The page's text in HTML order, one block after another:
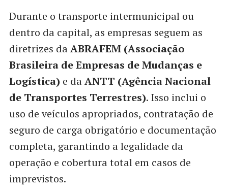
Durante o transporte intermunicipal ou
dentro da capital, as empresas seguem as
diretrizes daABRAFEM (Associação
Brasileira de Empresas de Mudanças e
Logística) e daANTT (Agência Nacional
de Transportes Terrestres). Isso inclui o
uso de veículos apropriados, contratação de
seguro de carga obrigatório e documentação
completa, garantindo a legalidade da
operação e cobertura total em casos de
imprevistos.